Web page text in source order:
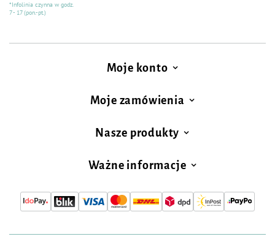
*Infolinia czynna w godz.
7 - 17 (pon.-pt.)
Moje konto
Moje zamówienia
Nasze produkty
Ważne informacje